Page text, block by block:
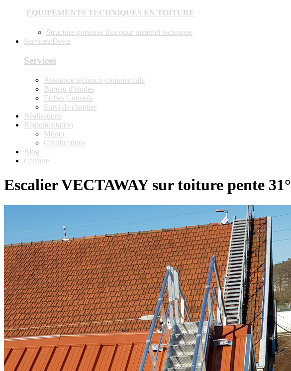
ÉQUIPEMENTS TECHNIQUES EN TOITURE
Structure porteuse fixe pour matériel technique
Services/Devis
Services
Assitance technico-commerciale
Bureau d'études
Fiches Conseils
Suivi de chantier
Réalisations
Réglementation
Mémo
Certifications
Blog
Carrière
Escalier VECTAWAY sur toiture pente 31°